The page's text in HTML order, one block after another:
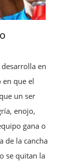
en
que el
un ser
enojo,
gana o
de la cancha
se quitan la